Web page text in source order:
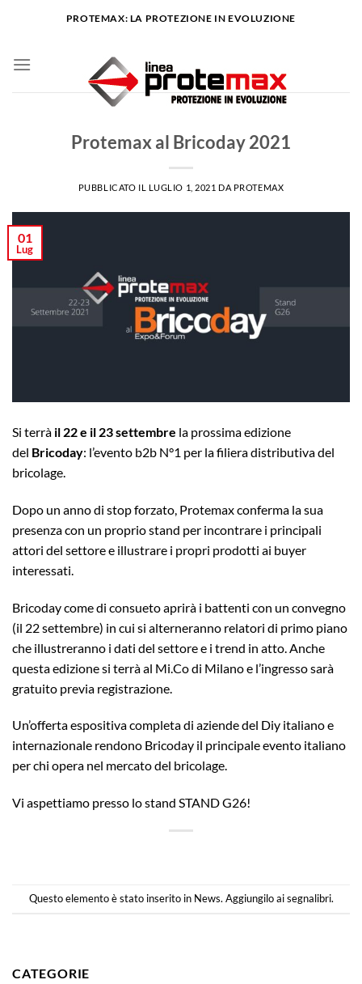
PROTEMAX: LA PROTEZIONE IN EVOLUZIONE
Protemax al Bricoday 2021
PUBBLICATO IL LUGLIO 1, 2021 DA PROTEMAX
01
Lug
Si terrà il 22 e il 23 settembre la prossima edizione
del Bricoday: l’evento b2b N°1 per la filiera distributiva del
bricolage.
Dopo un anno di stop forzato, Protemax conferma la sua
presenza con un proprio stand per incontrare i principali
attori del settore e illustrare i propri prodotti ai buyer
interessati.
Bricoday come di consueto aprirà i battenti con un convegno
(il 22 settembre) in cui si alterneranno relatori di primo piano
che illustreranno i dati del settore e i trend in atto. Anche
questa edizione si terrà al Mi.Co di Milano e l’ingresso sarà
gratuito previa registrazione.
Un’offerta espositiva completa di aziende del Diy italiano e
internazionale rendono Bricoday il principale evento italiano
per chi opera nel mercato del bricolage.
Vi aspettiamo presso lo stand STAND G26!
Questo elemento è stato inserito in News. Aggiungilo aisegnalibri.
CATEGORIE